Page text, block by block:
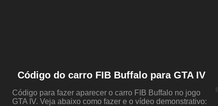
Código do carro FIB Buffalo para GTA IV
Código para fazer aparecer o carro FIB Buffalo no jogo
GTA IV. Veja abaixo como fazer e o vídeo demonstrativo: